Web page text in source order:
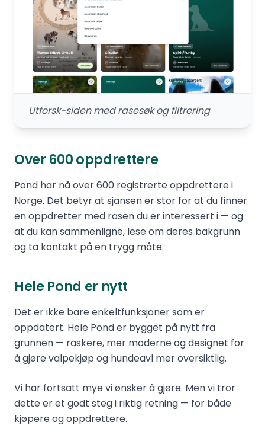
Utforsk-siden med rasesøk og filtrering
Over 600 oppdrettere
Pond har nå over 600 registrerte oppdrettere i
Norge. Det betyr at sjansen er stor for at du finner
en oppdretter med rasen du er interessert i — og
at du kan sammenligne, lese om deres bakgrunn
og ta kontakt på en trygg måte.
Hele Pond er nytt
Det er ikke bare enkeltfunksjoner som er
oppdatert. Hele Pond er bygget på nytt fra
grunnen — raskere, mer moderne og designet for
å gjøre valpekjøp og hundeavl mer oversiktlig.
Vi har fortsatt mye vi ønsker å gjøre. Men vi tror
dette er et godt steg i riktig retning — for både
kjøpere og oppdrettere.